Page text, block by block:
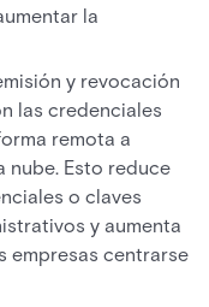
la
y revocación
las credenciales
remota a
nube. Esto reduce
o claves
y aumenta
empresas centrarse